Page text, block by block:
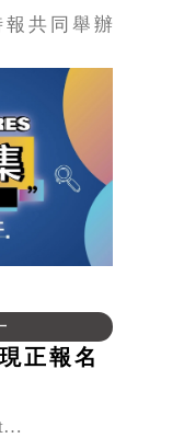
共同舉辦
正報名